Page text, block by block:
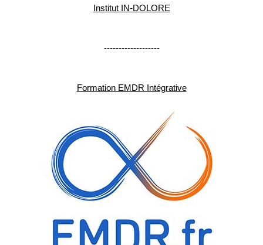
Institut IN-DOLORE
-------------------
Formation EMDR Intégrative